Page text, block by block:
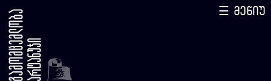
აფერადე წიგნი ნაცარქექია
☰ მენიუ